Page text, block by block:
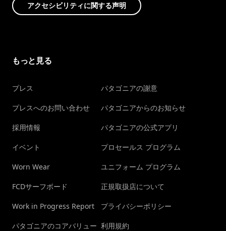
アクセシビリティに関する声明
もっと見る
プレス
プレスへのお問い合わせ
採用情報
イベント
Worn Wear
FCDサーフボード
Work in Progress Report
パタゴニアのコアバリュー
パタゴニアの謝意
パタゴニアからのお知らせ
パタゴニアの公式アプリ
プロセールス プログラム
ユニフォーム プログラム
正規取扱店について
プライバシーポリシー
利用規約